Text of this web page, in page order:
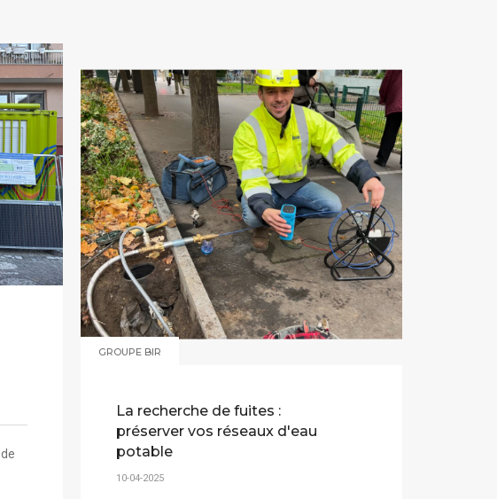
GROUPE BIR
La recherche de fuites :
préserver vos réseaux d'eau
potable
10-04-2025